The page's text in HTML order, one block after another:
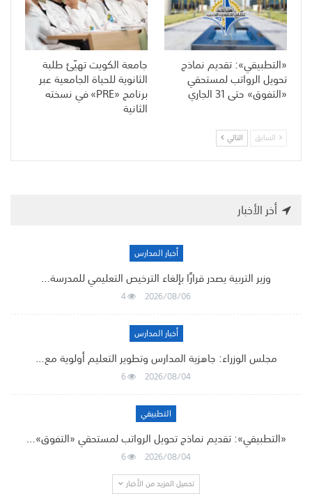
«التطبيقي»: تقديم نماذج
تحويل الرواتب لمستحقي
«التفوق» حتى 31 الجاري
جامعة الكويت تهيّئ طلبة
الثانوية للحياة الجامعية عبر
برنامج «PRE» في نسخته
الثانية
السابق التالي
أخر الأخبار
أخبار المدارس
وزير التربية يصدر قرارًا بإلغاء الترخيص التعليمي للمدرسة…
2026/08/06
4
أخبار المدارس
مجلس الوزراء: جاهزية المدارس وتطوير التعليم أولوية مع…
2026/08/04
6
التطبيقي
«التطبيقي»: تقديم نماذج تحويل الرواتب لمستحقي «التفوق»…
2026/08/04
6
تحميل المزيد من الأخبار